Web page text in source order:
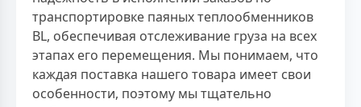
транспортировке паяных теплообменников
BL, обеспечивая отслеживание груза на всех
этапах его перемещения. Мы понимаем, что
каждая поставка нашего товара имеет свои
особенности, поэтому мы тщательно